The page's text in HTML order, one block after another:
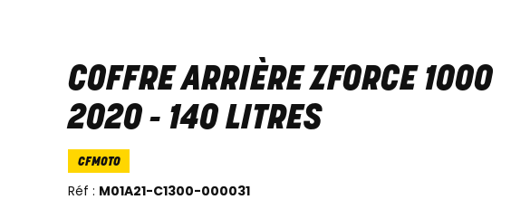
COFFRE ARRIÈRE ZFORCE 1000
2020 - 140 LITRES
CFMOTO
Réf : M01A21-C1300-000031